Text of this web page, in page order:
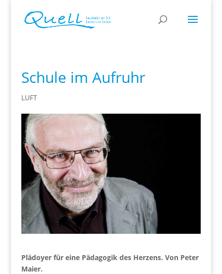
Schule im Aufruhr
LUFT
Plädoyer für eine Pädagogik des Herzens. Von Peter
Maier.